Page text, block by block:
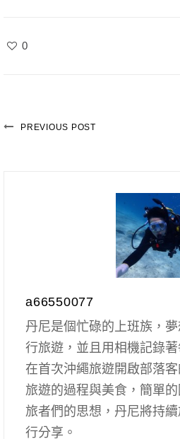
0
PREVIOUS POST
a66550077
丹尼是個忙碌的上班族，
行旅遊，並且用相機記錄著
在首次沖繩旅遊開啟部落
旅遊的過程與美食，簡單
旅者們的思想，丹尼將持
行分享。